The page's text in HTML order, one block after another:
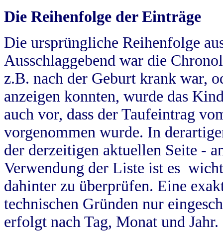
Die Reihenfolge der Einträge
Die ursprüngliche Reihenfolge
Ausschlaggebend war die
z.B. nach der Geburt krank war,
anzeigen konnten, wurde das
auch vor, dass der Taufeintrag
vorgenommen wurde. In
der derzeitigen aktuellen Seite -
Verwendung der Liste ist es
dahinter zu überprüfen. Eine
technischen Gründen nur
erfolgt nach Tag, Monat und Jahr.